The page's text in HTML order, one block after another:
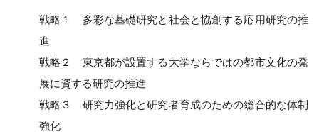
戦略１ 多彩な基礎研究と社会と協創する応用研究の推
進
戦略２ 東京都が設置する大学ならではの都市文化の発
展に資する研究の推進
戦略３ 研究力強化と研究者育成のための総合的な体制
強化